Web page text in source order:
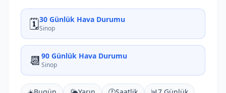
🗓️30 Günlük Hava Durumu
Sinop
📆 90 Günlük Hava Durumu
Sinop